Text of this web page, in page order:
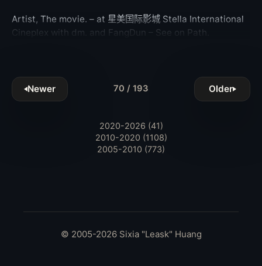
Artist, The movie. – at 星美国际影城 Stella International
Cineplex with dm. and FangDun – See on Path.
Newer 70 / 193
2020-2026 (41)
2010-2020 (1108)
2005-2010 (773)
Older
© 2005-2026 Sixia "Leask" Huang